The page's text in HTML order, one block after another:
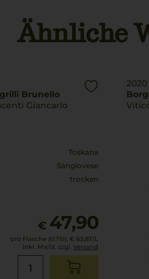
Ähnliche
Brunello
Giancarlo
Toskana
Sangiovese
trocken
€ 47,90
pro Flasche (0.75l), € 63,87/L
inkl. MwSt. zzgl. Versand
2020